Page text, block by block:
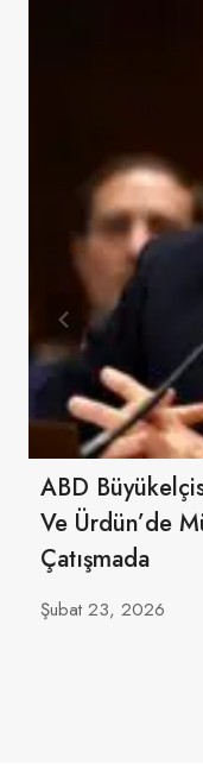
ABD
Ve Ürdün’de
Çatışmada
Şubat 23, 2026